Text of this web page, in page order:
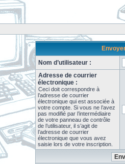
Nom d’utilisateur :
Adresse de courrier
électronique :
Ceci doit correspondre à
l’adresse de courrier
électronique qui est associée à
votre compte. Si vous ne l’avez
pas modifié par l’intermédiaire
de votre panneau de contrôle
de l’utilisateur, il s’agit de
l’adresse de courrier
électronique que vous avez
saisie lors de votre inscription.